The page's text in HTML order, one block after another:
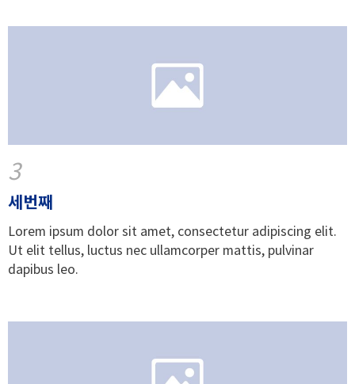
3
세번째
Lorem ipsum dolor sit amet, consectetur adipiscing elit.
Ut elit tellus, luctus nec ullamcorper mattis, pulvinar
dapibus leo.